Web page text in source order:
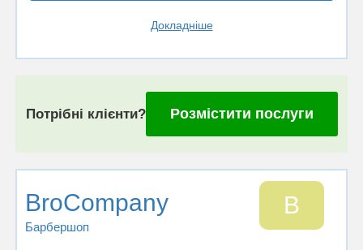
Докладніше
Потрібні клієнти? Розмістити послуги
BroCompany
Барбершоп
B